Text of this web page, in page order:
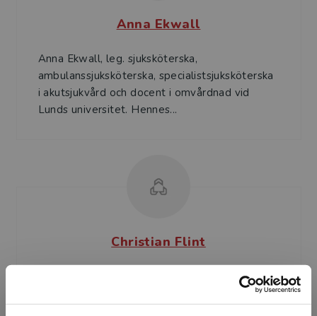
Anna Ekwall
Anna Ekwall, leg. sjuksköterska,
ambulanssjuksköterska, specialistsjuksköterska
i akutsjukvård och docent i omvårdnad vid
Lunds universitet. Hennes...
Christian Flint
Christian Flint är anestesisjuksköterska med
många års erfarenhet av akutsjukvård. Han är